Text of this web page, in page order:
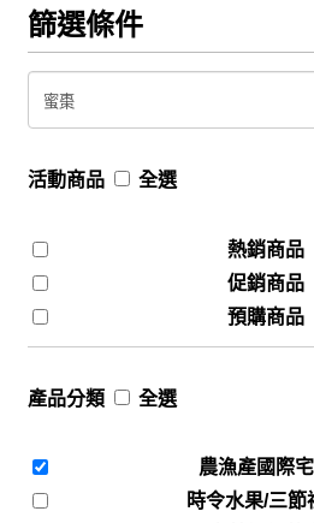
篩選條件
活動商品 全選
熱銷商品
促銷商品
預購商品
產品分類 全選
農漁產國際
時令水果/三節